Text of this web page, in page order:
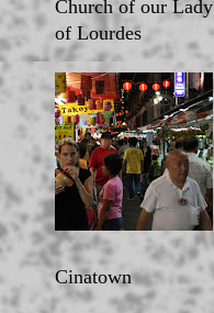
Church of our Lady
of Lourdes
Cinatown